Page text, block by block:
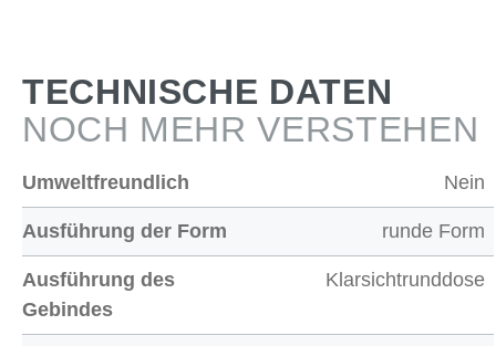
TECHNISCHE DATEN
NOCH MEHR VERSTEHEN
Umweltfreundlich Nein
Ausführung der Form runde Form
Ausführung des
Gebindes
Klarsichtrunddose